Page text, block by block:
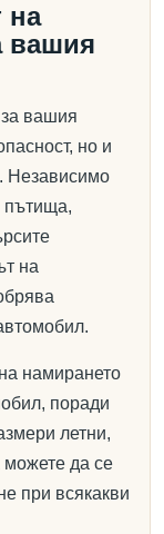
на
вашия
вашия
но и
Независимо
пътища,
на
намирането
поради
летни,
можете да се
при всякакви